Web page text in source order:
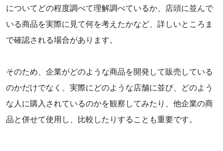
についてどの程度調べて理解調べているか、店頭に並んで
いる商品を実際に見て何を考えたかなど、詳しいところま
で確認される場合があります。
そのため、企業がどのような商品を開発して販売している
のかだけでなく、実際にどのような店舗に並び、どのよう
な人に購入されているのかを観察してみたり、他企業の商
品と併せて使用し、比較したりすることも重要です。